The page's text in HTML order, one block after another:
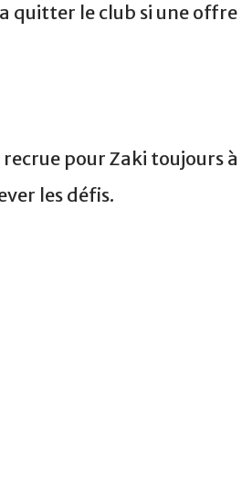
quitter le club si une
pour Zaki toujours
les défis.